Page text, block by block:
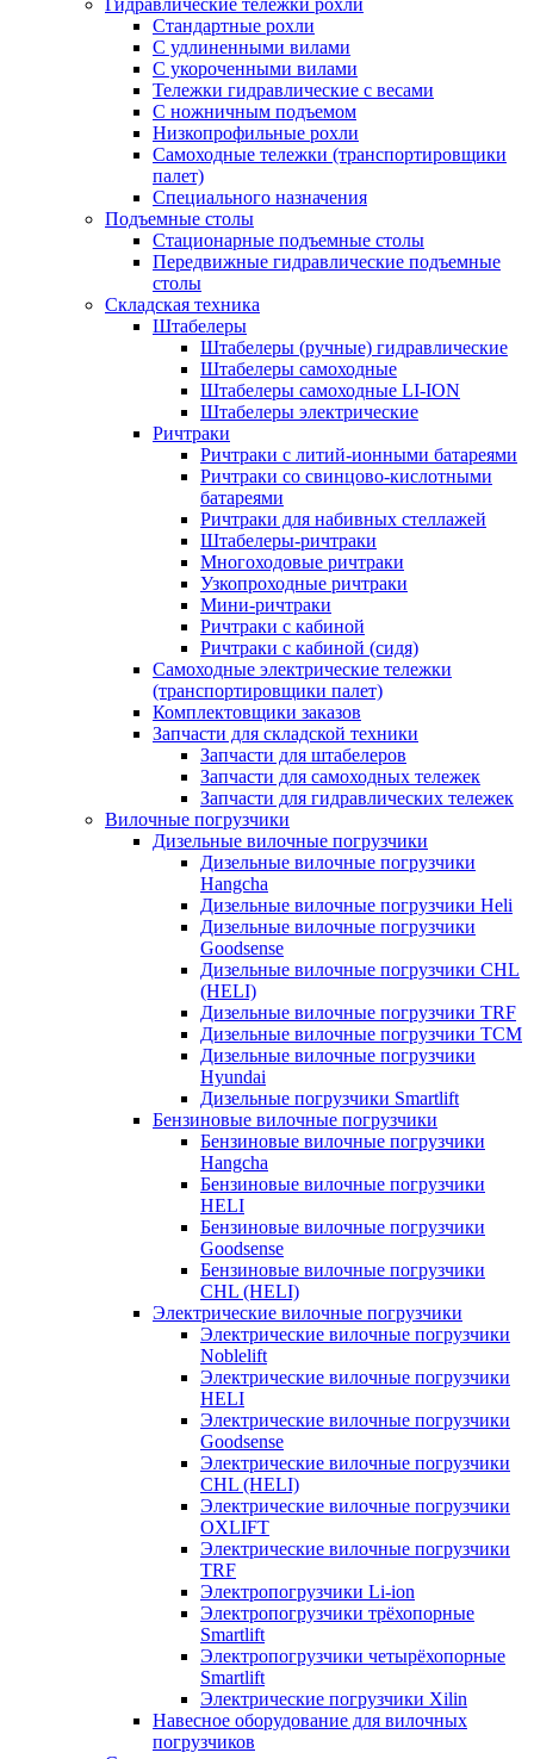
Гидравлические тележки рохли
Стандартные рохли
С удлиненными вилами
С укороченными вилами
Тележки гидравлические с весами
С ножничным подъемом
Низкопрофильные рохли
Самоходные тележки (транспортировщики
палет)
Специального назначения
Подъемные столы
Стационарные подъемные столы
Передвижные гидравлические подъемные
столы
Складская техника
Штабелеры
Штабелеры (ручные) гидравлические
Штабелеры самоходные
Штабелеры самоходные LI-ION
Штабелеры электрические
Ричтраки
Ричтраки с литий-ионными батареями
Ричтраки со свинцово-кислотными
батареями
Ричтраки для набивных стеллажей
Штабелеры-ричтраки
Многоходовые ричтраки
Узкопроходные ричтраки
Мини-ричтраки
Ричтраки с кабиной
Ричтраки с кабиной (сидя)
Самоходные электрические тележки
(транспортировщики палет)
Комплектовщики заказов
Запчасти для складской техники
Запчасти для штабелеров
Запчасти для самоходных тележек
Запчасти для гидравлических тележек
Вилочные погрузчики
Дизельные вилочные погрузчики
Дизельные вилочные погрузчики
Hangcha
Дизельные вилочные погрузчики Heli
Дизельные вилочные погрузчики
Goodsense
Дизельные вилочные погрузчики CHL
(HELI)
Дизельные вилочные погрузчики TRF
Дизельные вилочные погрузчики TCM
Дизельные вилочные погрузчики
Hyundai
Дизельные погрузчики Smartlift
Бензиновые вилочные погрузчики
Бензиновые вилочные погрузчики
Hangcha
Бензиновые вилочные погрузчики
HELI
Бензиновые вилочные погрузчики
Goodsense
Бензиновые вилочные погрузчики
CHL (HELI)
Электрические вилочные погрузчики
Электрические вилочные погрузчики
Noblelift
Электрические вилочные погрузчики
HELI
Электрические вилочные погрузчики
Goodsense
Электрические вилочные погрузчики
CHL (HELI)
Электрические вилочные погрузчики
OXLIFT
Электрические вилочные погрузчики
TRF
Электропогрузчики Li-ion
Электропогрузчики трёхопорные
Smartlift
Электропогрузчики четырёхопорные
Smartlift
Электрические погрузчики Xilin
Навесное оборудование для вилочных
погрузчиков